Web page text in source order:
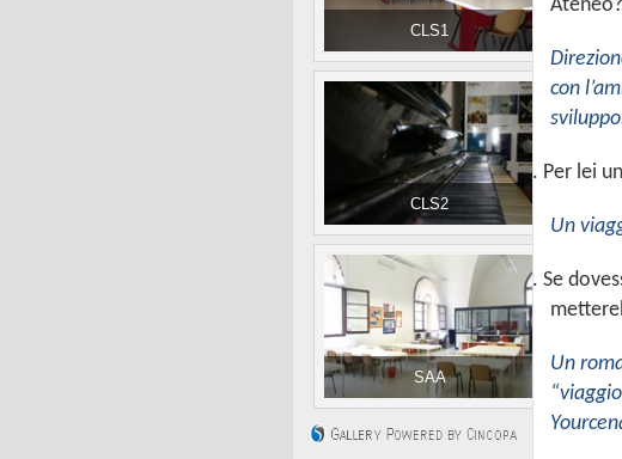
CLS1
CLS2
SAA
Ateneo?
con
2. Per lei
Un
3. Se
Un